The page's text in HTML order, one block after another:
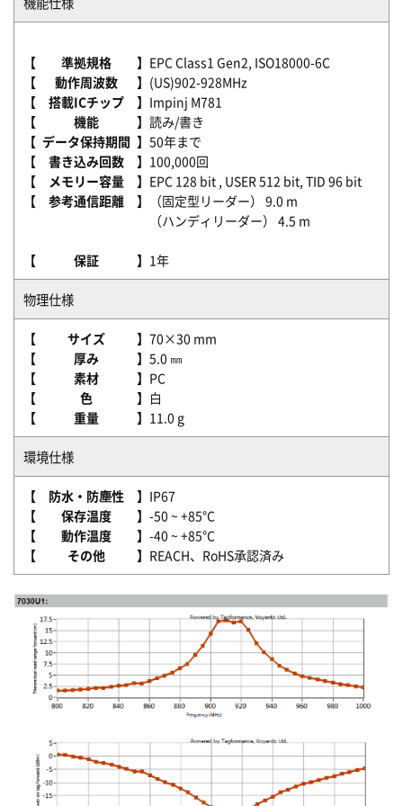
【 準拠規格 】 EPC Class1 Gen2, ISO18000-6C
【
動作周波数 】 (US)902-928MHz
【
搭載ICチップ 】 Impinj M781
【
機能 】 読み/書き
【 データ保持期間 】 50年まで
【
書き込み回数 】 100,000回
【
メモリー容量 】 EPC 128 bit , USER 512 bit, TID 96 bit
【
参考通信距離 】
（固定型リーダー） 9.0 m
（ハンディリーダー） 4.5 m
【 保証 】 1年
物理仕様
【 サイズ 】 70×30 mm
【
厚み 】 5.0 ㎜
【
素材 】 PC
【
色 】 白
【
重量 】 11.0 g
環境仕様
【 防水・防塵性 】 IP67
【
保存温度 】 -50 ~ +85°C
【
動作温度 】 -40 ~ +85°C
【
その他 】 REACH、RoHS承認済み